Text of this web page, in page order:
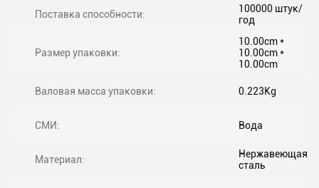
Поставка способности:
100000 штук/
год
Размер упаковки:
10.00cm *
10.00cm *
10.00cm
Валовая масса упаковки: 0.223Kg
СМИ: Вода
Материал:
Нержавеющая
сталь